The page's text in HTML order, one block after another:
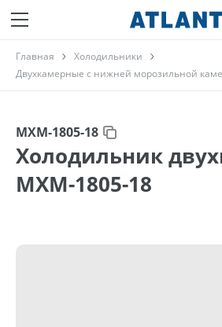
Главная
Холодильники
Двухкамерные с нижней морозильной
МХМ-1805-18
Холодильник
МХМ-1805-18